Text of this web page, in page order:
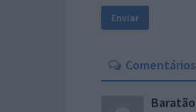
Comentários
Baratão